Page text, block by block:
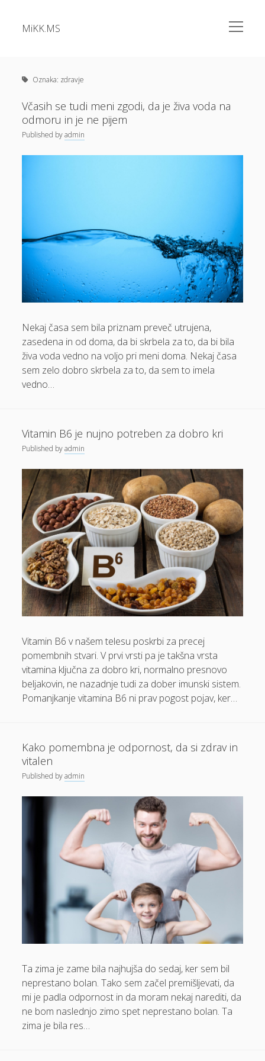
MiKK.MS
open
menu
Alu okna
Apartma Bovec
Bazeni Intex
Diesel
Dokolenke
Dom in vrt
Domače olivno olje
Električna energija cena
Elektricna polnilnica
Energetika
Espd
Garažna vrata
Gasilci
Gastroskopija samoplačniško
Glukozamin
Grška hrana Izola
Gube na obrazu
Hrana
Izkušnje pacientov
Izleti po Sloveniji
Izola hotel
Jedilne mize
Kamini
Kartonske škatle
Kava
Kožni rak
Kuhinja
Kumina
Lamelne zavese
Lepota in zdravje
Logistika in transport
Lovski nahrbtnik
Magnezijevo olje
Meditacija
Moški čevlji
Nadstrešek za avto
Najem kombija
Nakup stanovanja
Oznaka: zdravje
Včasih se tudi meni zgodi, da je živa voda na
odmoru in je ne pijem
Published byadmin
Nekaj časa sem bila priznam preveč utrujena,
zasedena in od doma, da bi skrbela za to, da bi bila
živa voda vedno na voljo pri meni doma. Nekaj časa
sem zelo dobro skrbela za to, da sem to imela
vedno…
Vitamin B6 je nujno potreben za dobro kri
Published byadmin
Vitamin B6 v našem telesu poskrbi za precej
pomembnih stvari. V prvi vrsti pa je takšna vrsta
vitamina ključna za dobro kri, normalno presnovo
beljakovin, ne nazadnje tudi za dober imunski sistem.
Pomanjkanje vitamina B6 ni prav pogost pojav, ker…
Kako pomembna je odpornost, da si zdrav in
vitalen
Published byadmin
Ta zima je zame bila najhujša do sedaj, ker sem bil
neprestano bolan. Tako sem začel premišljevati, da
mi je padla odpornost in da moram nekaj narediti, da
ne bom naslednjo zimo spet neprestano bolan. Ta
zima je bila res…